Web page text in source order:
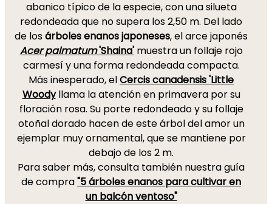
abanico típico de la especie, con una silueta
redondeada que no supera los 2,50 m. Del lado
de losárboles enanos japoneses, el arce japonés
Acer palmatum'Shaina'muestra un follaje rojo
carmesí y una forma redondeada compacta.
Más inesperado, elCercis canadensis 'Little
Woody llama la atención en primavera por su
floración rosa. Su porte redondeado y su follaje
otoñal dorado hacen de este árbol del amor un
ejemplar muy ornamental, que se mantiene por
debajo de los 2 m.
Para saber más, consulta también nuestra guía
de compra"5 árboles enanos para cultivar en
un balcón ventoso"